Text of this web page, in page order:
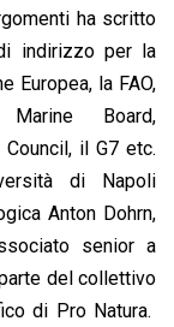
ha scritto
indirizzo per la
Europea, la FAO,
Marine Board,
Council, il G7 etc.
di Napoli
Anton Dohrn,
senior a
del collettivo
di Pro Natura.